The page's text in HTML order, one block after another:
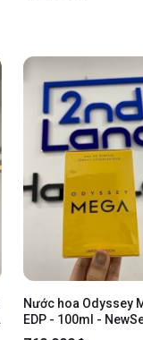
Nước hoa Odyssey
EDP - 100ml -